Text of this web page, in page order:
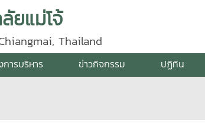
ยแม่โจ้
Thailand
การบริหาร ข่าวกิจกรรม ปฏิทิน